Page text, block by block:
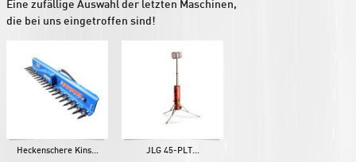
Eine zufällige Auswahl der letzten Maschinen,
die bei uns eingetroffen sind!
Heckenschere Kins... JLG 45-PLT...